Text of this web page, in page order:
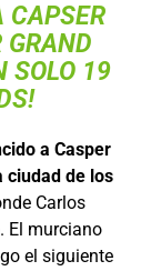
CAPSER
GRAND
SOLO 19
a Casper
ciudad de los
Carlos
El murciano
el siguiente